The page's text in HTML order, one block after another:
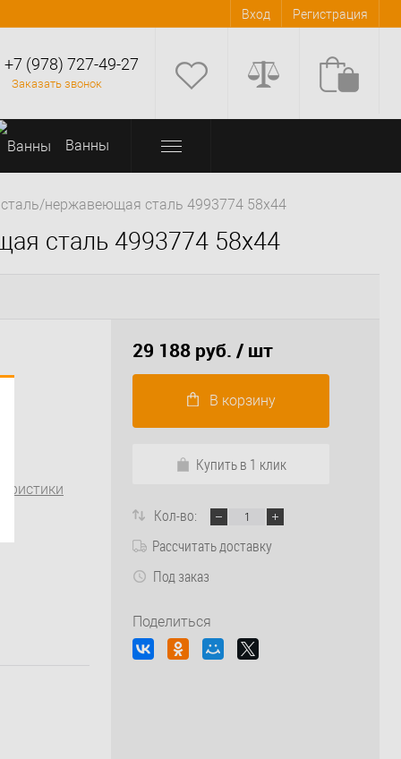
Вход Регистрация
+7 (978) 727-49-27
Заказать звонок
Bанны
нержавеющая сталь 4993774 58х44
сталь 4993774 58х44
29 188 руб. / шт
В корзину
Купить в 1 клик
Кол-во:
Рассчитать доставку
Под заказ
Поделиться